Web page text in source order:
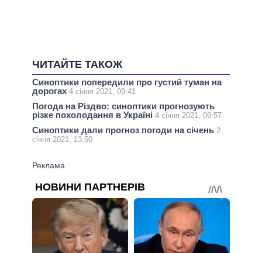
ЧИТАЙТЕ ТАКОЖ
Синоптики попередили про густий туман на
дорогах 4 січня 2021, 09:41
Погода на Різдво: синоптики прогнозують
різке похолодання в Україні 4 січня 2021, 09:57
Синоптики дали прогноз погоди на січень 2
січня 2021, 13:50